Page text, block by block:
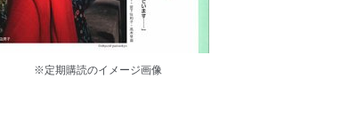
※定期購読のイメージ画像